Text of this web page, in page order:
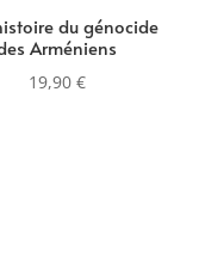
du génocide
Arméniens
19,90 €